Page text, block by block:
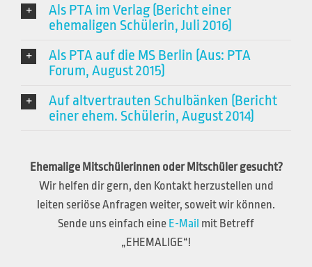
Als PTA im Verlag (Bericht einer
ehemaligen Schülerin, Juli 2016)
Als PTA auf die MS Berlin (Aus: PTA
Forum, August 2015)
Auf altvertrauten Schulbänken (Bericht
einer ehem. Schülerin, August 2014)
Ehemalige Mitschülerinnen oder Mitschüler gesucht?
Wir helfen dir gern, den Kontakt herzustellen und
leiten seriöse Anfragen weiter, soweit wir können.
Sende uns einfach eine E-Mail mit Betreff
„EHEMALIGE“!